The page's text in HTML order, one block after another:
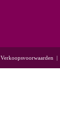
Verkoopsvoorwaarden |